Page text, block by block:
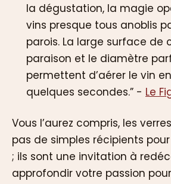
la dégustation, la magie
vins presque tous anoblis
parois. La large surface de
paraison et le diamètre
permettent d’aérer le vin
quelques secondes.” - Le
Vous l’aurez compris, les
pas de simples récipients
; ils sont une invitation à
approfondir votre passion